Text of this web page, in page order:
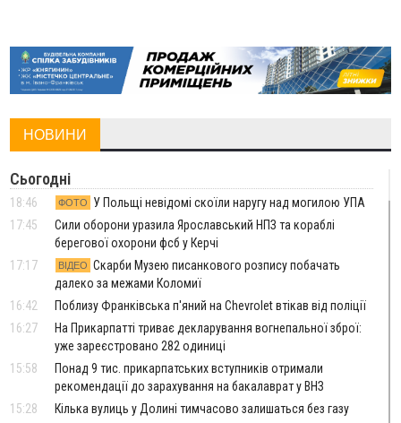
НОВИНИ
Сьогодні
18:46 ФОТО
У Польщі невідомі скоїли наругу над могилою УПА
17:45
Сили оборони уразила Ярославський НПЗ та кораблі
берегової охорони фсб у Керчі
17:17
ВІДЕО Скарби Музею писанкового розпису побачать
далеко за межами Коломиї
16:42
Поблизу Франківська п'яний на Chevrolet втікав від поліції
16:27
На Прикарпатті триває декларування вогнепальної зброї:
уже зареєстровано 282 одиниці
15:58
Понад 9 тис. прикарпатських вступників отримали
рекомендації до зарахування на бакалаврат у ВНЗ
15:28
Кілька вулиць у Долині тимчасово залишаться без газу